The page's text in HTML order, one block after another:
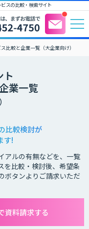
スの比較・検索サイト
比較と企業一覧（大企業向け）
ト
業一覧
比較検討が
す!
アルの有無などを、一覧
を比較・検討後、希望条
ボタンよりご請求いただ
資料請求する